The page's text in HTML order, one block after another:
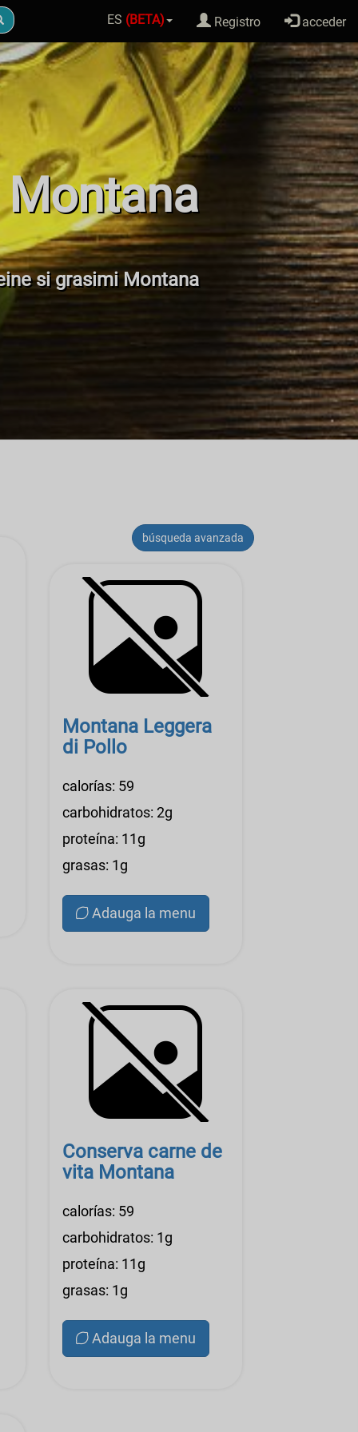
ES (BETA) Registro acceder
si grasimi Montana
búsqueda avanzada
Montana Leggera
di Pollo
calorías: 59
carbohidratos: 2g
proteína: 11g
grasas: 1g
Adauga la menu
Conserva carne de
vita Montana
calorías: 59
carbohidratos: 1g
proteína: 11g
grasas: 1g
Adauga la menu